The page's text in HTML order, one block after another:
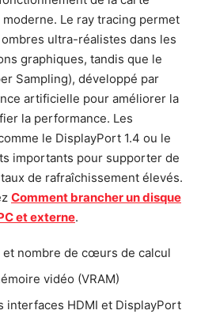
Le ray tracing permet
ultra-réalistes dans les
graphiques, tandis que le
Sampling), développé par
artificielle pour améliorer la
la performance. Les
le DisplayPort 1.4 ou le
importants pour supporter de
de rafraîchissement élevés.
Comment brancher un disque
et externe.
et nombre de cœurs de calcul
vidéo (VRAM)
interfaces HDMI et DisplayPort